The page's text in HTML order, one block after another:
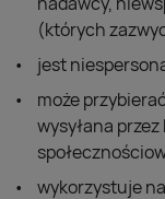
(których
jest
może
wysyłana
wykorzystuje